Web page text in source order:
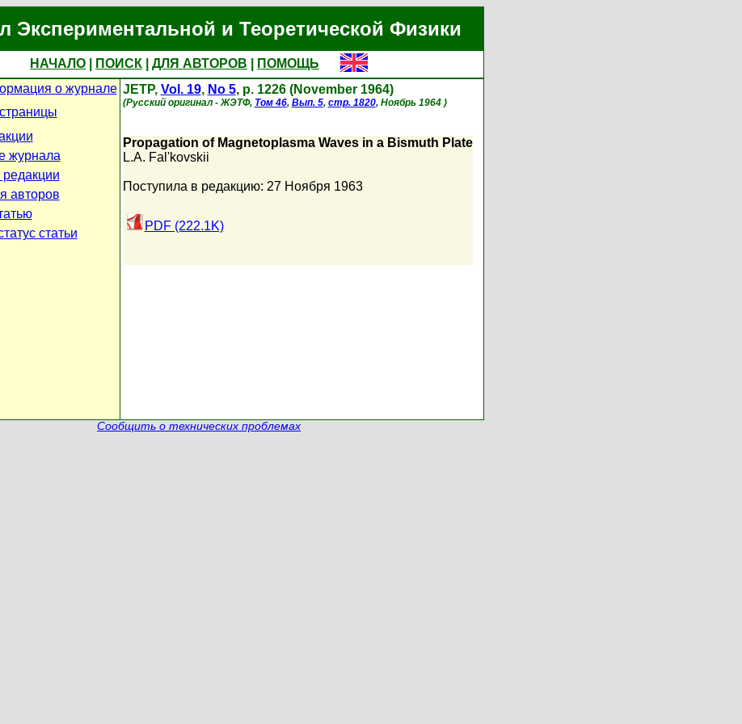
Экспериментальной и Теоретической Физики
НАЧАЛО ПОИСК ДЛЯ АВТОРОВ
ПОМОЩЬ
о журнале
журнала
авторов
статьи
JETP, Vol. 19, No 5, p. 1226 (November 1964)
(Русский оригинал - ЖЭТФ, Том 46, Вып. 5, стр. 1820, Ноябрь 1964 )
Propagation of Magnetoplasma Waves in a Bismuth Plate
L.A. Fal'kovskii
Поступила в редакцию: 27 Ноября 1963
PDF (222.1K)
Сообщить о технических проблемах